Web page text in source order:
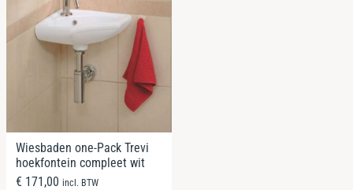
Wiesbaden one-Pack Trevi
hoekfontein compleet wit
€ 171,00 incl. BTW